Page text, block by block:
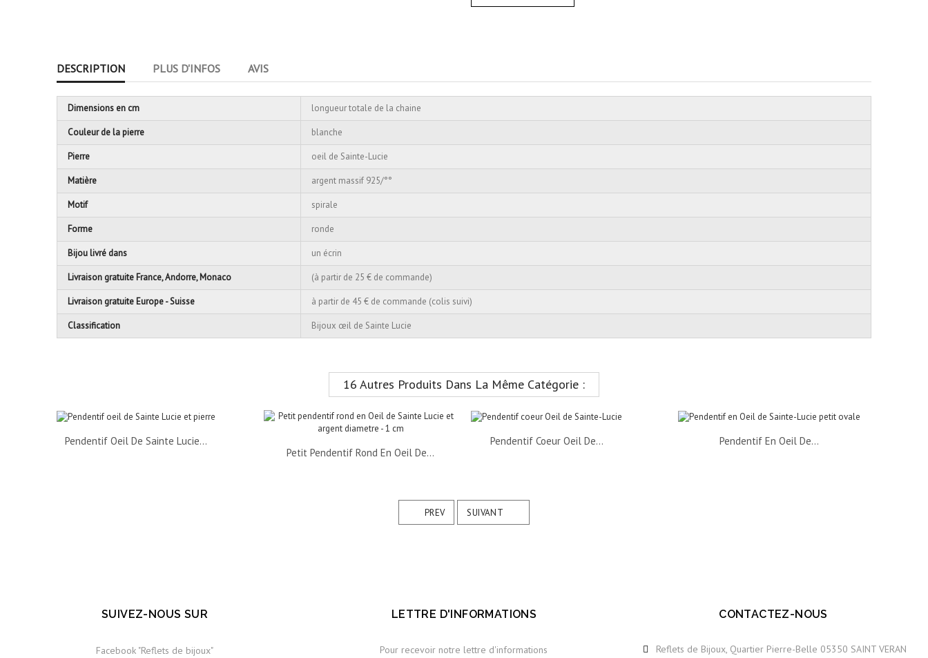
DESCRIPTION PLUS D'INFOS AVIS
Dimensions en cm longueur totale de la chaine
Couleur de la pierre blanche
Pierre oeil de Sainte-Lucie
Matière argent massif 925/°°
Motif spirale
Forme ronde
Bijou livré dans un écrin
Livraison gratuite France, Andorre, Monaco (à partir de 25 € de commande)
Livraison gratuite Europe - Suisse à partir de 45 € de commande (colis suivi)
Classification Bijoux œil de Sainte Lucie
16 Autres Produits Dans La Même Catégorie :
Pendentif Oeil De Sainte Lucie...
Petit Pendentif Rond En Oeil De...
Pendentif Coeur Oeil De...
Pendentif En Oeil De...
PREV SUIVANT
SUIVEZ-NOUS SUR
Facebook "Reflets de bijoux"
LETTRE D'INFORMATIONS
Pour recevoir notre lettre d'informations
CONTACTEZ-NOUS
Reflets de Bijoux, Quartier Pierre-Belle 05350 SAINT VERAN